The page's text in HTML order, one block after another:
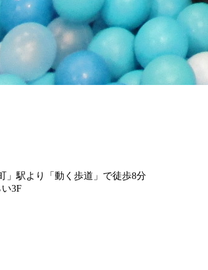
」駅より「動く歩道」で徒歩8分
3F